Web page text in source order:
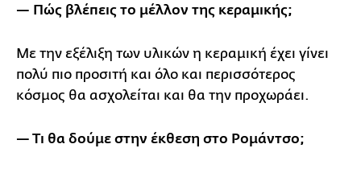
— Πώς βλέπεις το μέλλον της κεραμικής;
Με την εξέλιξη των υλικών η κεραμική έχει γίνει
πολύ πιο προσιτή και όλο και περισσότερος
κόσμος θα ασχολείται και θα την προχωράει.
— Τι θα δούμε στην έκθεση στο Ρομάντσο;